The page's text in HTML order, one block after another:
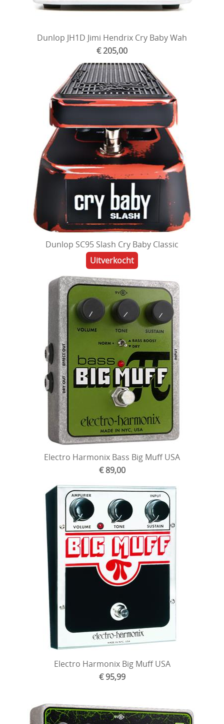
Dunlop JH1D Jimi Hendrix Cry Baby Wah
€ 205,00
Dunlop SC95 Slash Cry Baby Classic
Uitverkocht
Electro Harmonix Bass Big Muff USA
€ 89,00
Electro Harmonix Big Muff USA
€ 95,99